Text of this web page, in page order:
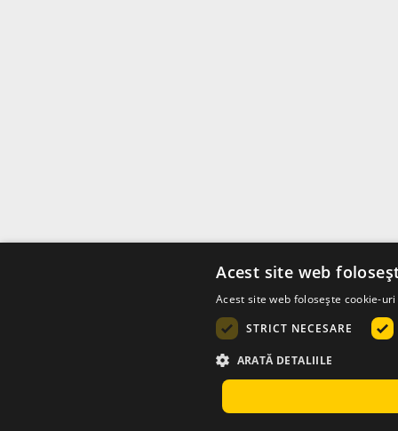
Acest site web
Acest site web folosește cookie-
STRICT NECESARE
ARATĂ DETALIILE